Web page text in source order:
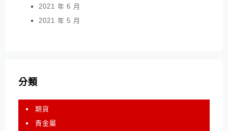
2021 年 6 月
2021 年 5 月
分類
期貨
貴金屬